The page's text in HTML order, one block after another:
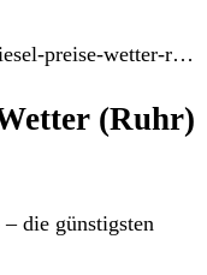
preise-wetter-r…
(Ruhr)
die günstigsten